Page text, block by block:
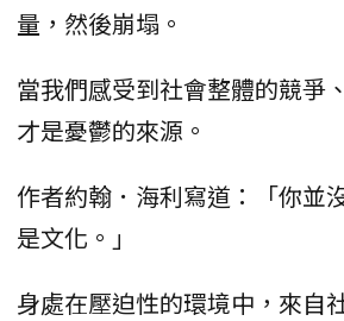
量，然後崩塌。
當我們感受到社會整體的競爭
才是憂鬱的來源。
作者約翰．海利寫道：「你並
是文化。」
身處在壓迫性的環境中，來自